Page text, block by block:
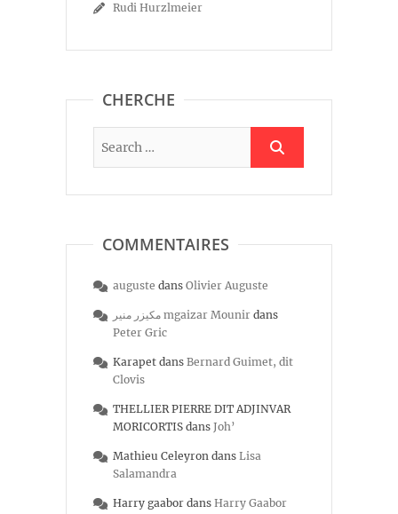
Rudi Hurzlmeier
CHERCHE
COMMENTAIRES
auguste dans Olivier Auguste
مكيزر منير mgaizar Mounir dans
Peter Gric
Karapet dans Bernard Guimet, dit
Clovis
THELLIER PIERRE DIT ADJINVAR
MORICORTIS dans Joh’
Mathieu Celeyron dans Lisa
Salamandra
Harry gaabor dans Harry Gaabor